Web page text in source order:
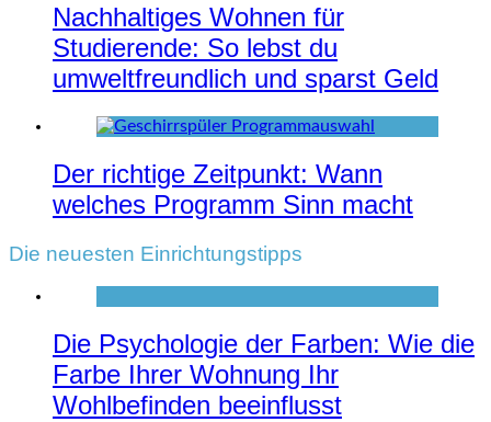
Nachhaltiges Wohnen für
Studierende: So lebst du
umweltfreundlich und sparst Geld
Der richtige Zeitpunkt: Wann
welches Programm Sinn macht
Die neuesten Einrichtungstipps
Die Psychologie der Farben: Wie die
Farbe Ihrer Wohnung Ihr
Wohlbefinden beeinflusst